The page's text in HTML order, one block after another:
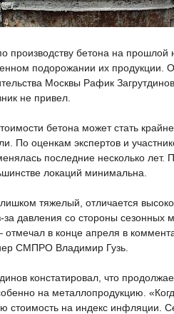
производству бетона на прошлой
подорожании их продукции.
Москвы Рафик
не привел.
бетона может стать
По оценкам экспертов и
последние несколько лет.
локаций минимальна.
тяжелый, отличается
за давления со стороны сезонных
отмечал в конце апреля в
СМПРО Владимир Гузь.
констатировал, что
на металлопродукцию.
стоимость на индекс инфляции.